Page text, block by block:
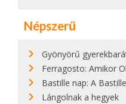
Népszerű
Gyönyörű gyerekbarát strandok
Ferragosto: Amikor
Bastille nap: A Bastille
Lángolnak a hegyek